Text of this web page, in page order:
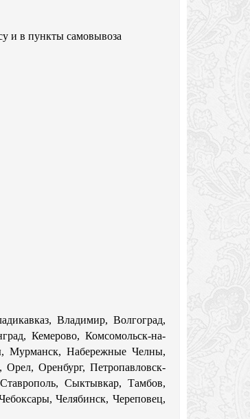
и в пункты самовывоза
Владимир, Волгоград,
Кемерово, Комсомольск-на-
Мурманск, Набережные Челны,
Оренбург, Петропавловск-
Сыктывкар, Тамбов,
Челябинск, Череповец,